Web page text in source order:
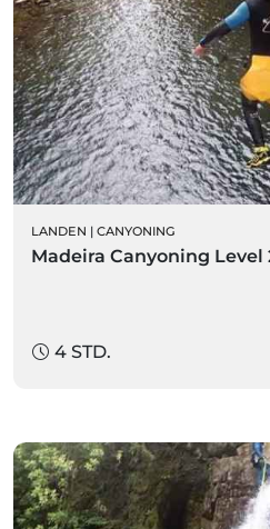
LANDEN | CANYONING
Madeira Canyoning Level
4 STD.